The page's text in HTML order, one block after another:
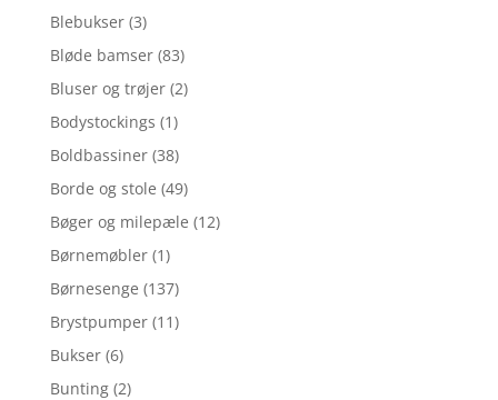
Blebukser (3)
Bløde bamser (83)
Bluser og trøjer (2)
Bodystockings (1)
Boldbassiner (38)
Borde og stole (49)
Bøger og milepæle (12)
Børnemøbler (1)
Børnesenge (137)
Brystpumper (11)
Bukser (6)
Bunting (2)